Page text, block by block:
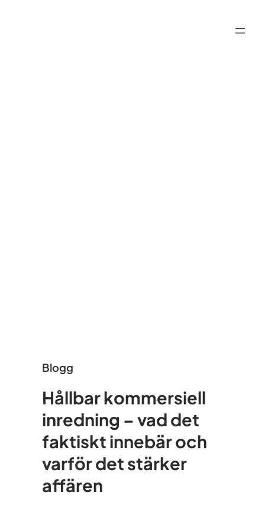
Blogg
Hållbar kommersiell
inredning – vad det
faktiskt innebär och
varför det stärker
affären